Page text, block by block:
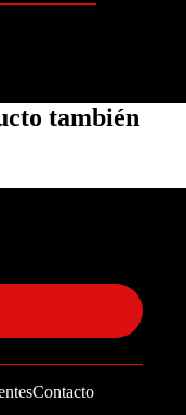
también
Contacto